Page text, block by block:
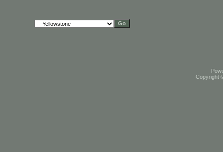
Copyright